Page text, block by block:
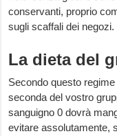
conservanti, proprio
sugli scaffali dei negozi.
La dieta del
Secondo questo
seconda del vostro
sanguigno 0 dovrà
evitare assolutamente,